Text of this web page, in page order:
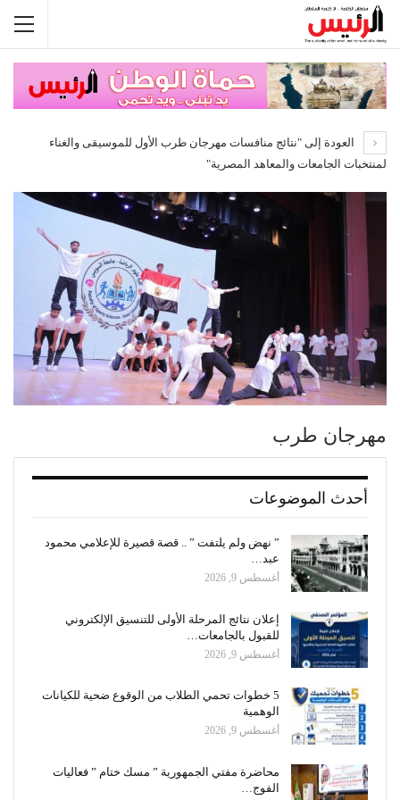
العودة إلى "نتائج منافسات مهرجان طرب الأول للموسيقى والغناء
لمنتخبات الجامعات والمعاهد المصرية"
مهرجان طرب
أحدث الموضوعات
” نهض ولم يلتفت ” .. قصة قصيرة للإعلامي محمود
عبد…
أغسطس 9, 2026
إعلان نتائج المرحلة الأولى للتنسيق الإلكتروني
للقبول بالجامعات…
أغسطس 9, 2026
5 خطوات تحمي الطلاب من الوقوع ضحية للكيانات
الوهمية
أغسطس 9, 2026
محاضرة مفتي الجمهورية ” مسك ختام ” فعاليات
الفوج…